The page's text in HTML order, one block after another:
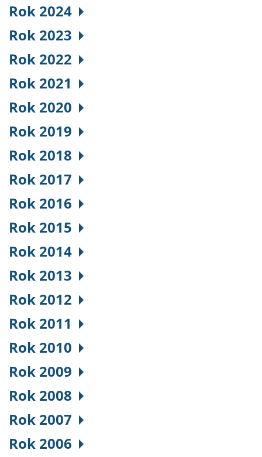
Rok 2024
Rok 2023
Rok 2022
Rok 2021
Rok 2020
Rok 2019
Rok 2018
Rok 2017
Rok 2016
Rok 2015
Rok 2014
Rok 2013
Rok 2012
Rok 2011
Rok 2010
Rok 2009
Rok 2008
Rok 2007
Rok 2006